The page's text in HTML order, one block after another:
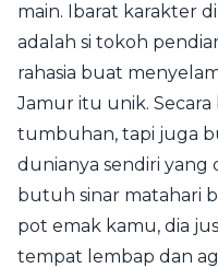
main. Ibarat karakter
adalah si tokoh
rahasia buat
Jamur itu unik. Secara
tumbuhan, tapi juga
dunianya sendiri yang
butuh sinar matahari
pot emak kamu, dia
tempat lembap dan